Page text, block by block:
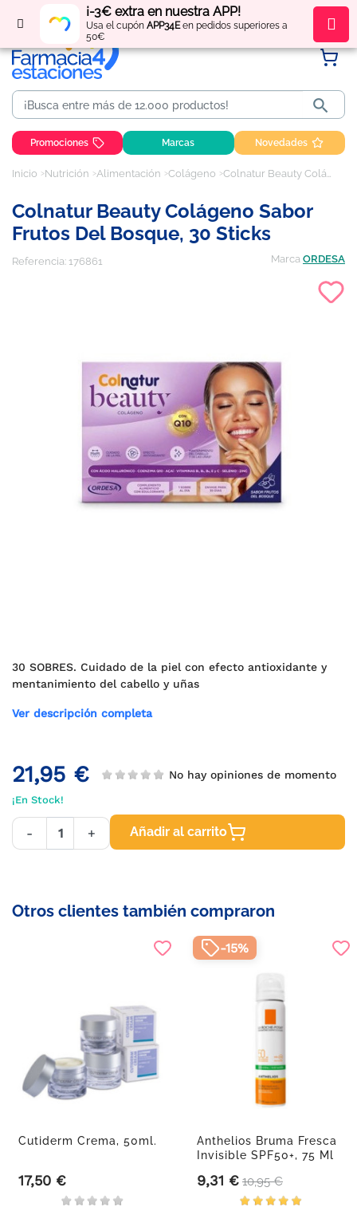
¡-3€ extra en nuestra APP!
Usa el cupón APP34Een pedidos superiores a
50€
Regístratey obténpuntos por tus compras

Promociones Marcas Novedades
Inicio Nutrición Alimentación Colágeno Colnatur Beauty Colágeno Sabor Frutos del Bosque, 30 sticks
Colnatur Beauty Colágeno Sabor
Frutos Del Bosque, 30 Sticks
Referencia: 176861 Marca ORDESA
30 SOBRES. Cuidado de la piel con efecto antioxidante y
mentanimiento del cabello y uñas
Ver descripción completa
21,95 € No hay opiniones de momento
¡En Stock!
- + Añadir al carrito
Otros clientes también compraron
Cutiderm Crema, 50ml.
Precio
17,50 €
Anthelios Bruma Fresca
Invisible SPF50+, 75 Ml
Precio
9,31 € Precio base
10,95 €
-15%